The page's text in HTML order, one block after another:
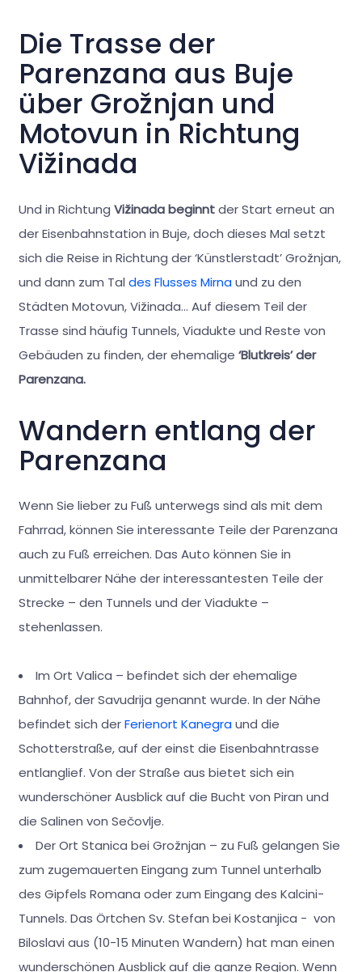
Die Trasse der
Parenzana aus Buje
über Grožnjan und
Motovun in Richtung
Vižinada
Und in Richtung Vižinada beginntder Start erneut an
der Eisenbahnstation in Buje, doch dieses Mal setzt
sich die Reise in Richtung der ‘Künstlerstadt’ Grožnjan,
und dann zum Tal des Flusses Mirnaund zu den
Städten Motovun, Vižinada… Auf diesem Teil der
Trasse sind häufig Tunnels, Viadukte und Reste von
Gebäuden zu finden, der ehemalige ‘Blutkreis’ der
Parenzana.
Wandern entlang der
Parenzana
Wenn Sie lieber zu Fuß unterwegs sind als mit dem
Fahrrad, können Sie interessante Teile der Parenzana
auch zu Fuß erreichen. Das Auto können Sie in
unmittelbarer Nähe der interessantesten Teile der
Strecke – den Tunnels und der Viadukte –
stehenlassen.
Im Ort Valica – befindet sich der ehemalige
Bahnhof, der Savudrija genannt wurde. In der Nähe
befindet sich derFerienort Kanegraund die
Schotterstraße, auf der einst die Eisenbahntrasse
entlanglief. Von der Straße aus bietet sich ein
wunderschöner Ausblick auf die Bucht von Piran und
die Salinen von Sečovlje.
Der Ort Stanica bei Grožnjan – zu Fuß gelangen Sie
zum zugemauerten Eingang zum Tunnel unterhalb
des Gipfels Romana oder zum Eingang des Kalcini-
Tunnels. Das Örtchen Sv. Stefan bei Kostanjica - von
Biloslavi aus (10-15 Minuten Wandern) hat man einen
wunderschönen Ausblick auf die ganze Region. Wenn